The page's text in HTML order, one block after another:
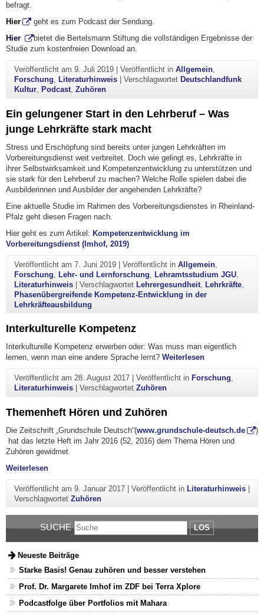
befragt.
Hier
geht es zum Podcast der Sendung.
Hier
bietet die Bertelsmann Stiftung die vollständigen Ergebnisse der
Studie zum kostenfreien Download an.
Veröffentlicht am 9. Juli 2019| Veröffentlicht in Allgemein,
Forschung, Literaturhinweis| Verschlagwortet Deutschlandfunk
Kultur, Podcast, Zuhören
Ein gelungener Start in den Lehrberuf – Was
junge Lehrkräfte stark macht
Stress und Erschöpfung sind bereits unter jungen Lehrkräften im
Vorbereitungsdienst weit verbreitet. Doch wie gelingt es, Lehrkräfte in
ihrer Selbstwirksamkeit und Kompetenzentwicklung zu unterstützen und
sie stark für den Lehrberuf zu machen? Welche Rolle spielen dabei die
Ausbilderinnen und Ausbilder der angehenden Lehrkräfte?
Eine aktuelle Studie im Rahmen des Vorbereitungsdienstes in Rheinland-
Pfalz geht diesen Fragen nach.
Hier geht es zum Artikel: Kompetenzentwicklung im
Vorbereitungsdienst (Imhof, 2019)
Veröffentlicht am 7. Juni 2019| Veröffentlicht in Allgemein,
Forschung
Lehr- und Lernforschung Lehramtsstudium JGU,
Literaturhinweis| Verschlagwortet Lehrergesundheit, Lehrkräfte,
Phasenübergreifende Kompetenz-Entwicklung in der
Lehrkräfteausbildung
Interkulturelle Kompetenz
Interkulturelle Kompetenz erwerben oder: Was muss man eigentlich
lernen, wenn man eine andere Sprache lernt? Weiterlesen"Interkulturelle
Veröffentlicht am 28. August 2017| Veröffentlicht in Forschung,
Literaturhinweis| Verschlagwortet Zuhören
Themenheft Hören und Zuhören
Die Zeitschrift „Grundschule Deutsch“(www.grundschule-deutsch.de
)
hat das letzte Heft im Jahr 2016 (52, 2016) dem Thema Hören und
Zuhören gewidmet
Weiterlesen"Themenheft Hören und Zuhören"
Veröffentlicht am 9. Januar 2017| Veröffentlicht in Literaturhinweis|
Verschlagwortet Zuhören
SUCHE LOS
Neueste Beiträge
Starke Basis! Genau zuhören und besser verstehen
Prof. Dr. Margarete Imhof im ZDF bei Terra Xplore
Podcastfolge über Portfolios mit Mahara